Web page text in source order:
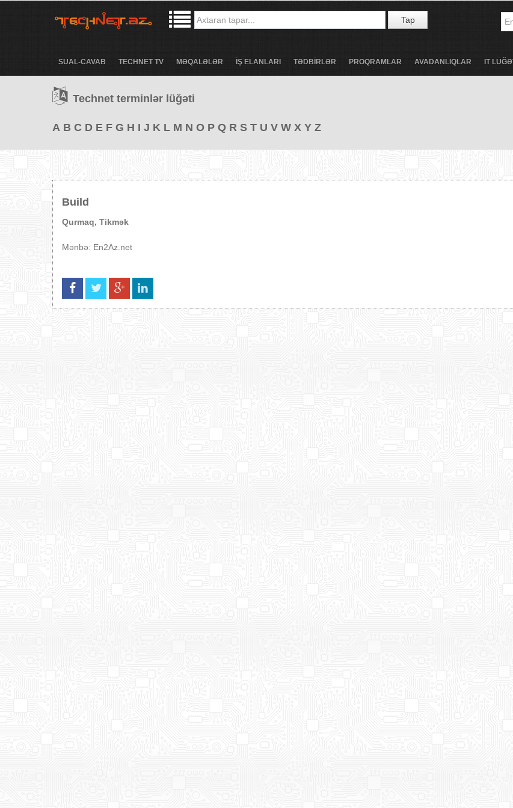
Tap
SUAL-CAVAB TECHNET TV MƏQALƏLƏR İŞ ELANLARI TƏDBİRLƏR PROQRAMLAR AVADANLIQLAR IT
Technet terminlər lüğəti
A B C D E F G H I J K L M N O P Q R S T U V W X Y Z
Build
Qurmaq, Tikmək
Mənbə: En2Az.net